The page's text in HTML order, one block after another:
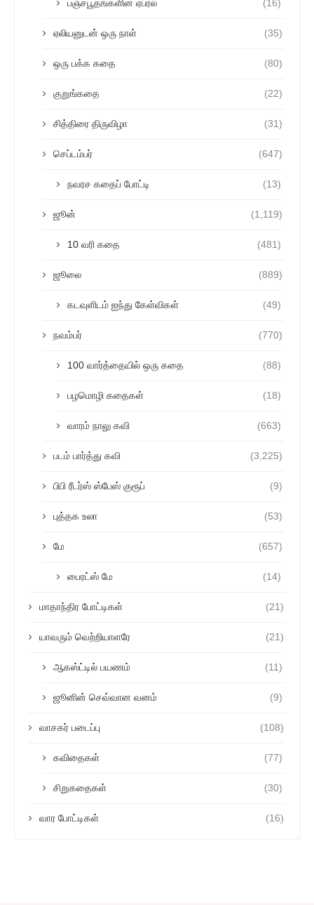
பஞ்சபூதங்களின் ஏப்ரல் (16)
ஏலியனுடன் ஒரு நாள் (35)
ஒரு பக்க கதை (80)
குறுங்கதை (22)
சித்திரை திருவிழா (31)
செப்டம்பர் (647)
நவரச கதைப் போட்டி (13)
ஜூன் (1,119)
10 வரி கதை (481)
ஜூலை (889)
கடவுளிடம் ஐந்து கேள்விகள் (49)
நவம்பர் (770)
100 வார்த்தையில் ஒரு கதை (88)
பழமொழி கதைகள் (18)
வாரம் நாலு கவி (663)
படம் பார்த்து கவி (3,225)
பிபி ரீடர்ஸ் ஸ்பேஸ் குரூப் (9)
புத்தக உலா (53)
மே (657)
பைரட்ஸ் மே (14)
மாதாந்திர போட்டிகள் (21)
யாவரும் வெற்றியாளரே (21)
ஆகஸ்ட்டில் பயணம் (11)
ஜூனின் செவ்வான வனம் (9)
வாசகர் படைப்பு (108)
கவிதைகள் (77)
சிறுகதைகள் (30)
வார போட்டிகள் (16)